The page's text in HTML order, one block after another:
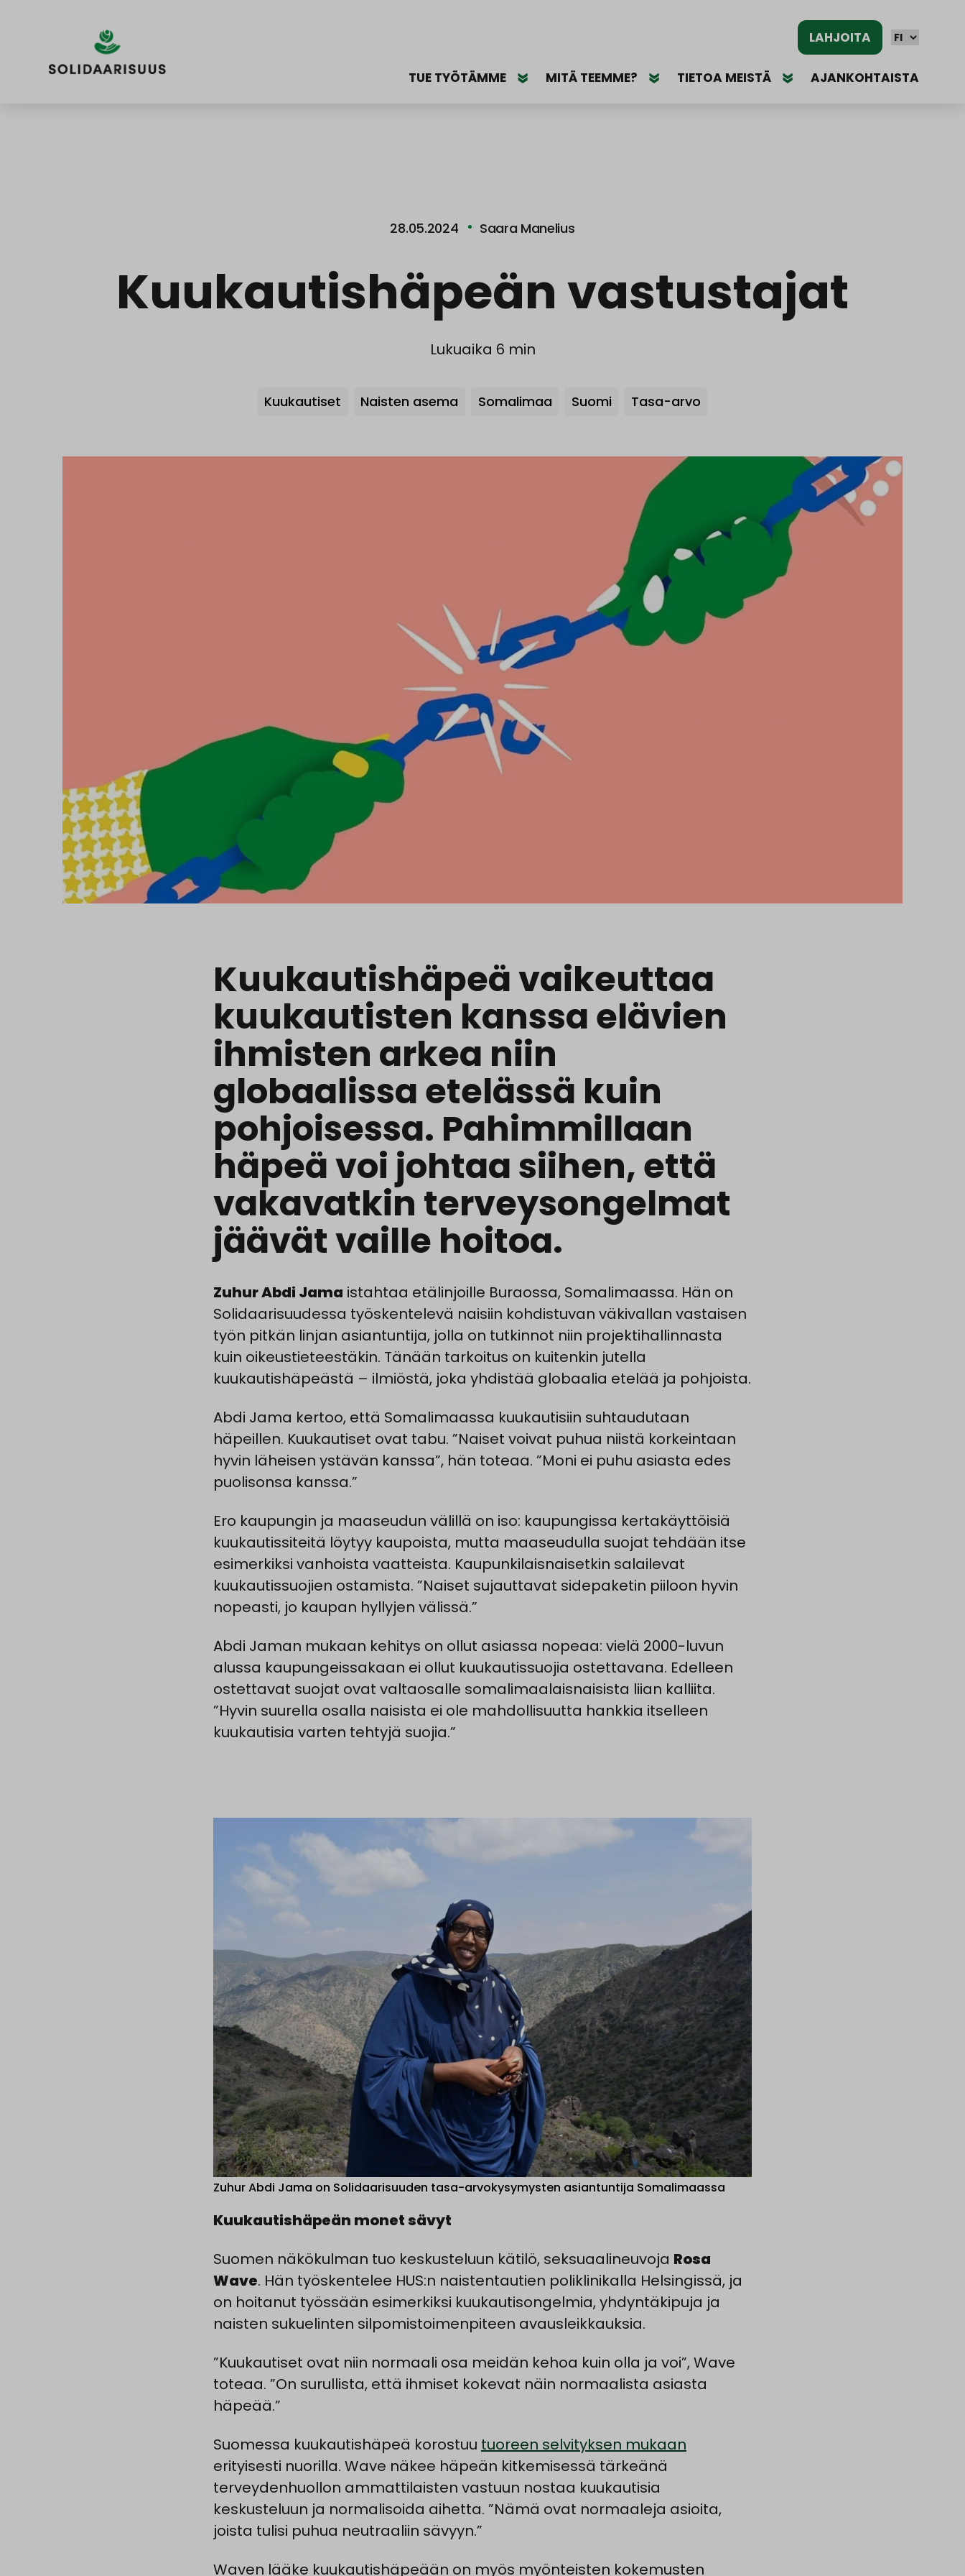
TUE TYÖTÄMME MITÄ TEEMME? TIETOA MEISTÄ AJANKOHTAISTA
LAHJOITA
28.05.2024 Saara Manelius
Kuukautishäpeän vastustajat
Lukuaika 6 min
Avainsanat
Kuukautiset Naisten asema Somalimaa Suomi Tasa-arvo
Kuukautishäpeä vaikeuttaa
kuukautisten kanssa elävien
ihmisten arkea niin
globaalissa etelässä kuin
pohjoisessa. Pahimmillaan
häpeä voi johtaa siihen, että
vakavatkin terveysongelmat
jäävät vaille hoitoa.
Zuhur Abdi Jama istahtaa etälinjoille Buraossa, Somalimaassa. Hän on
Solidaarisuudessa työskentelevä naisiin kohdistuvan väkivallan vastaisen
työn pitkän linjan asiantuntija, jolla on tutkinnot niin projektihallinnasta
kuin oikeustieteestäkin. Tänään tarkoitus on kuitenkin jutella
kuukautishäpeästä – ilmiöstä, joka yhdistää globaalia etelää ja pohjoista.
Abdi Jama kertoo, että Somalimaassa kuukautisiin suhtaudutaan
häpeillen. Kuukautiset ovat tabu. ”Naiset voivat puhua niistä korkeintaan
hyvin läheisen ystävän kanssa”, hän toteaa. ”Moni ei puhu asiasta edes
puolisonsa kanssa.”
Ero kaupungin ja maaseudun välillä on iso: kaupungissa kertakäyttöisiä
kuukautissiteitä löytyy kaupoista, mutta maaseudulla suojat tehdään itse
esimerkiksi vanhoista vaatteista. Kaupunkilaisnaisetkin salailevat
kuukautissuojien ostamista. ”Naiset sujauttavat sidepaketin piiloon hyvin
nopeasti, jo kaupan hyllyjen välissä.”
Abdi Jaman mukaan kehitys on ollut asiassa nopeaa: vielä 2000-luvun
alussa kaupungeissakaan ei ollut kuukautissuojia ostettavana. Edelleen
ostettavat suojat ovat valtaosalle somalimaalaisnaisista liian kalliita.
”Hyvin suurella osalla naisista ei ole mahdollisuutta hankkia itselleen
kuukautisia varten tehtyjä suojia.”
Zuhur Abdi Jama on Solidaarisuuden tasa-arvokysymysten asiantuntija Somalimaassa
Kuukautishäpeän monet sävyt
Suomen näkökulman tuo keskusteluun kätilö, seksuaalineuvoja Rosa
Wave. Hän työskentelee HUS:n naistentautien poliklinikalla Helsingissä, ja
on hoitanut työssään esimerkiksi kuukautisongelmia, yhdyntäkipuja ja
naisten sukuelinten silpomistoimenpiteen avausleikkauksia.
”Kuukautiset ovat niin normaali osa meidän kehoa kuin olla ja voi”, Wave
toteaa. ”On surullista, että ihmiset kokevat näin normaalista asiasta
häpeää.”
Suomessa kuukautishäpeä korostuu tuoreen selvityksen mukaan
erityisesti nuorilla. Wave näkee häpeän kitkemisessä tärkeänä
terveydenhuollon ammattilaisten vastuun nostaa kuukautisia
keskusteluun ja normalisoida aihetta. ”Nämä ovat normaaleja asioita,
joista tulisi puhua neutraaliin sävyyn.”
Waven lääke kuukautishäpeään on myös myönteisten kokemusten